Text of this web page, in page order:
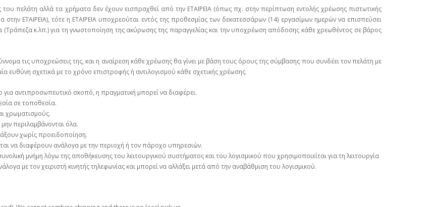
πελάτη αλλά τα χρήματα δεν έχουν εισπραχθεί από την ΕΤΑΙΡΕΙΑ (όπως πχ. στην περίπτωση εντολής χρέωσης πιστωτικής
ΕΤΑΙΡΕΙΑ), τότε η ΕΤΑΙΡΕΙΑ υποχρεούται εντός της προθεσμίας των δεκατεσσάρων (14) εργασίμων ημερών να επισπεύσει
κ.λπ.) για τη γνωστοποίηση της ακύρωσης της παραγγελίας και την υποχρέωση απόδοσης κάθε χρεωθέντος σε βάρος
τις υποχρεώσεις της, και η αναίρεση κάθε χρέωσης θα γίνει με βάση τους όρους της σύμβασης που συνδέει τον πελάτη με
ευθύνη σχετικά με το χρόνο επιστροφής ή αντιλογισμού κάθε σχετικής χρέωσης.
αντιπροσωπευτικό σκοπό, η πραγματική μπορεί να διαφέρει.
σε τοποθεσία.
χρωματισμούς.
περιλαμβάνονται όλα.
χωρίς προειδοποίηση.
να διαφέρουν ανάλογα με την περιοχή ή τον πάροχο υπηρεσιών.
μνήμη λόγω της αποθήκευσης του λειτουργικού συστήματος και του λογισμικού που χρησιμοποιείται για τη λειτουργία
με τον χειριστή κινητής τηλεφωνίας και μπορεί να αλλάξει μετά από την αναβάθμιση του λογισμικού.